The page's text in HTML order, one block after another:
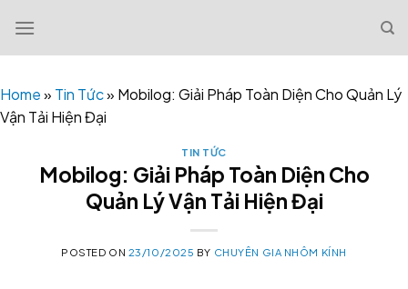
content
Home» Tin Tức» Mobilog: Giải Pháp Toàn Diện Cho Quản Lý
Vận Tải Hiện Đại
TIN TỨC
Mobilog: Giải Pháp Toàn Diện Cho
Quản Lý Vận Tải Hiện Đại
POSTED ON 23/10/2025 BY CHUYÊN GIA NHÔM KÍNH